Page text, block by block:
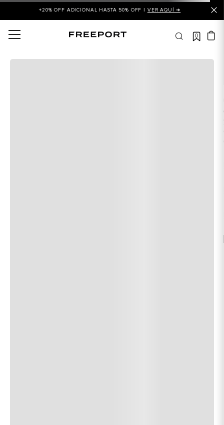
+20% OFF ADICIONAL HASTA 50% OFF | VER AQUÍ ➜
0